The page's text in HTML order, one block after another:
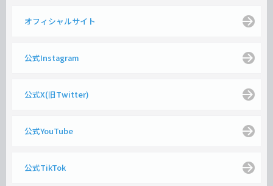
オフィシャルサイト
公式Instagram
公式X(旧Twitter)
公式YouTube
公式TikTok